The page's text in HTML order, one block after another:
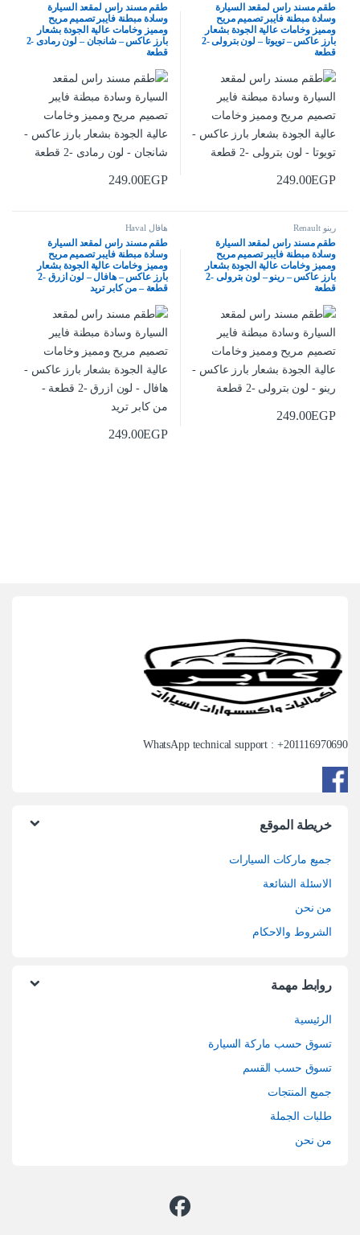
طقم مسند راس لمقعد السيارة
وسادة مبطنة فايبر تصميم مريح
ومميز وخامات عالية الجودة بشعار
بارز عاكس – تويوتا – لون بترولى -2
قطعة
249.00EGP
طقم مسند راس لمقعد السيارة
وسادة مبطنة فايبر تصميم مريح
ومميز وخامات عالية الجودة بشعار
بارز عاكس – شانجان – لون رمادى -2
قطعة
249.00EGP
رينو Renault
طقم مسند راس لمقعد السيارة
وسادة مبطنة فايبر تصميم مريح
ومميز وخامات عالية الجودة بشعار
بارز عاكس – رينو – لون بترولى -2
قطعة
249.00EGP
هافال Haval
طقم مسند راس لمقعد السيارة
وسادة مبطنة فايبر تصميم مريح
ومميز وخامات عالية الجودة بشعار
بارز عاكس – هافال – لون ازرق -2
قطعة – من كابر تريد
249.00EGP
WhatsApp technical support : +201116970690
خريطة الموقع
جميع ماركات السيارات
الاسئلة الشائعة
من نحن
الشروط والاحكام
روابط مهمة
الرئيسية
تسوق حسب ماركة السيارة
تسوق حسب القسم
جميع المنتجات
طلبات الجملة
من نحن